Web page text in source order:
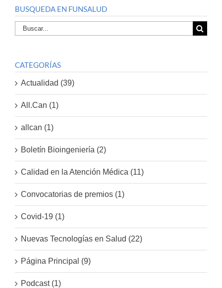
BUSQUEDA EN FUNSALUD
Buscar
por:
CATEGORÍAS
Actualidad (39)
All.Can (1)
allcan (1)
Boletín Bioingeniería (2)
Calidad en la Atención Médica (11)
Convocatorias de premios (1)
Covid-19 (1)
Nuevas Tecnologías en Salud (22)
Página Principal (9)
Podcast (1)